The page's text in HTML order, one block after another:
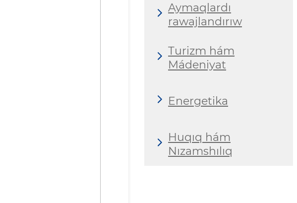
Aymaqlardı
rawajlandırıw
Turizm hám
Mádeniyat
Energetika
Huqıq hám
Nızamshılıq